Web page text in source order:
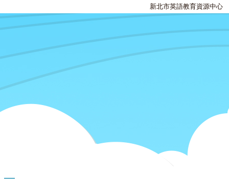
新北市英語教育資源中心